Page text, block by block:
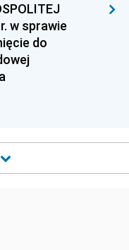
w sprawie
do